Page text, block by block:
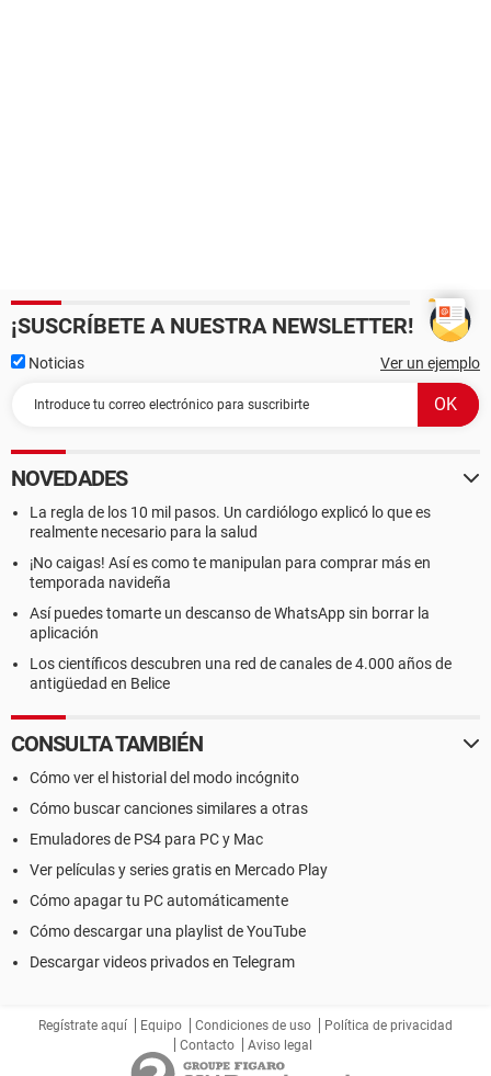
¡SUSCRÍBETE A NUESTRA NEWSLETTER!
Noticias Ver un ejemplo
NOVEDADES
La regla de los 10 mil pasos. Un cardiólogo explicó lo que es
realmente necesario para la salud
¡No caigas! Así es como te manipulan para comprar más en
temporada navideña
Así puedes tomarte un descanso de WhatsApp sin borrar la
aplicación
Los científicos descubren una red de canales de 4.000 años de
antigüedad en Belice
CONSULTA TAMBIÉN
Cómo ver el historial del modo incógnito
Cómo buscar canciones similares a otras
Emuladores de PS4 para PC y Mac
Ver películas y series gratis en Mercado Play
Cómo apagar tu PC automáticamente
Cómo descargar una playlist de YouTube
Descargar videos privados en Telegram
Regístrate aquí Equipo Condiciones de uso
Política de privacidad
Contacto
Aviso legal